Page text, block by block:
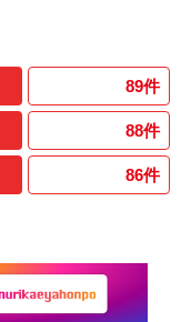
89件
88件
86件